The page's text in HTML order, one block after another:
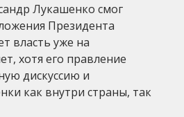
Лукашенко смог
Президента
власть уже на
хотя его правление
дискуссию и
как внутри страны, так